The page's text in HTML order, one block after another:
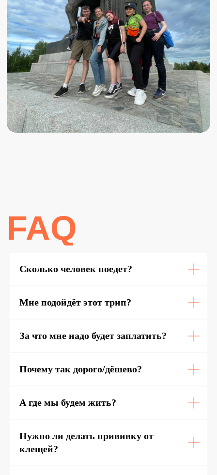
Сколько человек поедет?
Мне подойдёт этот трип?
За что мне надо будет заплатить?
Почему так дорого/дёшево?
А где мы будем жить?
Нужно ли делать прививку от
клещей?
мест нет :(
16-18 августа
23 000 ₽